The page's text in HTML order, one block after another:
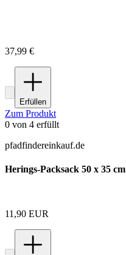
37,99 €
Erfüllen
Zum Produkt
0 von 4 erfüllt
pfadfindereinkauf.de
Herings-Packsack 50 x 35 cm
11,90 EUR